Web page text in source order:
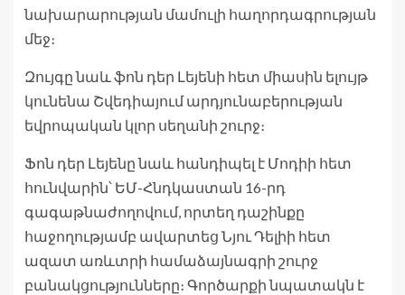
նախարարության մամուլի հաղորդագրության
մեջ։
Զույգը նաև ֆոն դեր Լեյենի հետ միասին ելույթ
կունենա Շվեդիայում արդյունաբերության
եվրոպական կլոր սեղանի շուրջ։
Ֆոն դեր Լեյենը նաև հանդիպել է Մոդիի հետ
հունվարին՝ ԵՄ-Հնդկաստան 16-րդ
գագաթնաժողովում, որտեղ դաշինքը
հաջողությամբ ավարտեց Նյու Դելիի հետ
ազատ առևտրի համաձայնագրի շուրջ
բանակցությունները։ Գործարքի նպատակն է